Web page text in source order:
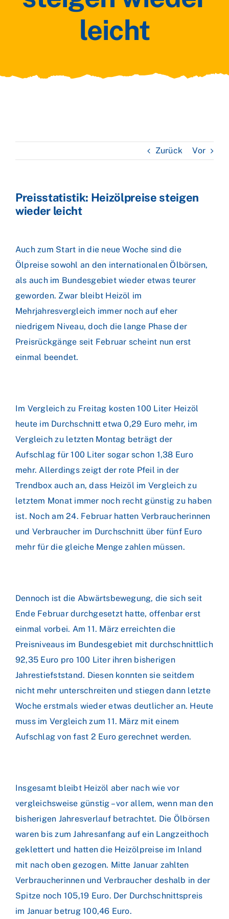
leicht
Zurück Vor
Preisstatistik: Heizölpreise steigen
wieder leicht
Auch zum Start in die neue Woche sind die
Ölpreise sowohl an den internationalen Ölbörsen,
als auch im Bundesgebiet wieder etwas teurer
geworden. Zwar bleibt Heizöl im
Mehrjahresvergleich immer noch auf eher
niedrigem Niveau, doch die lange Phase der
Preisrückgänge seit Februar scheint nun erst
einmal beendet.
Im Vergleich zu Freitag kosten 100 Liter Heizöl
heute im Durchschnitt etwa 0,29 Euro mehr, im
Vergleich zu letzten Montag beträgt der
Aufschlag für 100 Liter sogar schon 1,38 Euro
mehr. Allerdings zeigt der rote Pfeil in der
Trendbox auch an, dass Heizöl im Vergleich zu
letztem Monat immer noch recht günstig zu haben
ist. Noch am 24. Februar hatten Verbraucherinnen
und Verbraucher im Durchschnitt über fünf Euro
mehr für die gleiche Menge zahlen müssen.
Dennoch ist die Abwärtsbewegung, die sich seit
Ende Februar durchgesetzt hatte, offenbar erst
einmal vorbei. Am 11. März erreichten die
Preisniveaus im Bundesgebiet mit durchschnittlich
92,35 Euro pro 100 Liter ihren bisherigen
Jahrestiefststand. Diesen konnten sie seitdem
nicht mehr unterschreiten und stiegen dann letzte
Woche erstmals wieder etwas deutlicher an. Heute
muss im Vergleich zum 11. März mit einem
Aufschlag von fast 2 Euro gerechnet werden.
Insgesamt bleibt Heizöl aber nach wie vor
vergleichsweise günstig – vor allem, wenn man den
bisherigen Jahresverlauf betrachtet. Die Ölbörsen
waren bis zum Jahresanfang auf ein Langzeithoch
geklettert und hatten die Heizölpreise im Inland
mit nach oben gezogen. Mitte Januar zahlten
Verbraucherinnen und Verbraucher deshalb in der
Spitze noch 105,19 Euro. Der Durchschnittspreis
im Januar betrug 100,46 Euro.